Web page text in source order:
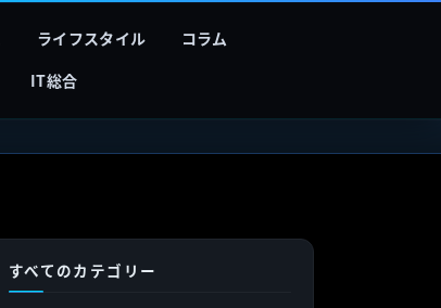
ライフスタイル
コラム
IT総合
すべてのカテゴリー